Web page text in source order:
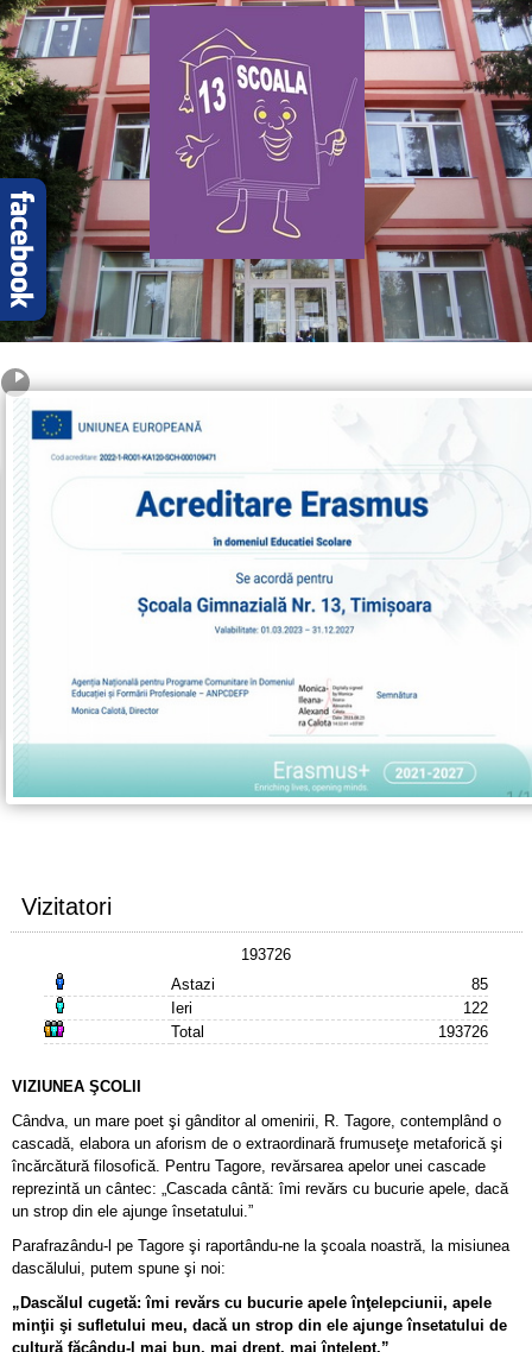
Vizitatori
193726
Astazi
85
Ieri
122
Total
193726
VIZIUNEA ŞCOLII
Cândva, un mare poet şi gânditor al omenirii, R. Tagore, contemplând o
cascadă, elabora un aforism de o extraordinară frumuseţe metaforică şi
încărcătură filosofică. Pentru Tagore, revărsarea apelor unei cascade
reprezintă un cântec: „Cascada cântă: îmi revărs cu bucurie apele, dacă
un strop din ele ajunge însetatului.”
Parafrazându-l pe Tagore şi raportându-ne la şcoala noastră, la misiunea
dascălului, putem spune şi noi:
„Dascălul cugetă: îmi revărs cu bucurie apele înţelepciunii, apele
minţii şi sufletului meu, dacă un strop din ele ajunge însetatului de
cultură făcându-l mai bun, mai drept, mai înţelept.”